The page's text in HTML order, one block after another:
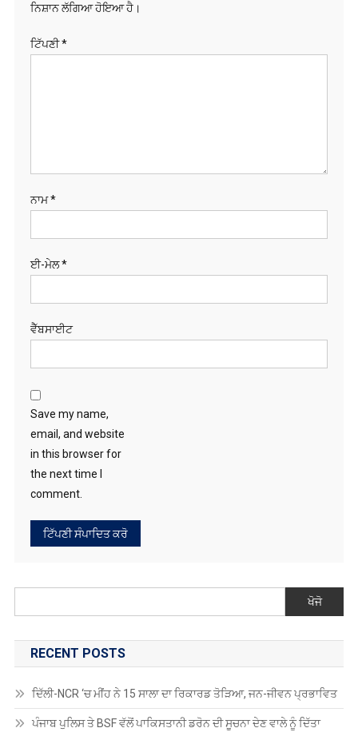
ਨਿਸ਼ਾਨ ਲੱਗਿਆ ਹੋਇਆ ਹੈ।
ਟਿੱਪਣੀ*
ਨਾਮ*
ਈ-ਮੇਲ*
ਵੈੱਬਸਾਈਟ
Save my name,
email, and website
in this browser for
the next time I
comment.
ਖੋਜੋ
RECENT POSTS
ਦਿੱਲੀ-NCR ‘ਚ ਮੀਂਹ ਨੇ 15 ਸਾਲਾ ਦਾ ਰਿਕਾਰਡ ਤੋੜਿਆ, ਜਨ-ਜੀਵਨ ਪ੍ਰਭਾਵਿਤ
ਪੰਜਾਬ ਪੁਲਿਸ ਤੇ BSF ਵੱਲੋਂ ਪਾਕਿਸਤਾਨੀ ਡਰੋਨ ਦੀ ਸੂਚਨਾ ਦੇਣ ਵਾਲੇ ਨੂੰ ਦਿੱਤਾ